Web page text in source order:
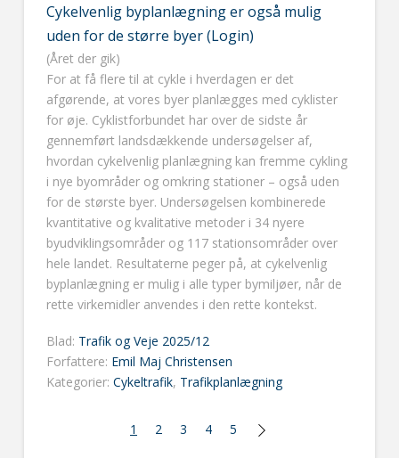
Cykelvenlig byplanlægning er også mulig
uden for de større byer (Login)
(Året der gik)
For at få flere til at cykle i hverdagen er det
afgørende, at vores byer planlægges med cyklister
for øje. Cyklistforbundet har over de sidste år
gennemført landsdækkende undersøgelser af,
hvordan cykelvenlig planlægning kan fremme cykling
i nye byområder og omkring stationer – også uden
for de største byer. Undersøgelsen kombinerede
kvantitative og kvalitative metoder i 34 nyere
byudviklingsområder og 117 stationsområder over
hele landet. Resultaterne peger på, at cykelvenlig
byplanlægning er mulig i alle typer bymiljøer, når de
rette virkemidler anvendes i den rette kontekst.
Blad: Trafik og Veje 2025/12
Forfattere: Emil Maj Christensen
Kategorier: Cykeltrafik, Trafikplanlægning
1 2 3 4 5